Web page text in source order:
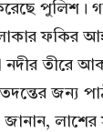
পুলিশ।
ফকির
তীরে
জন্য